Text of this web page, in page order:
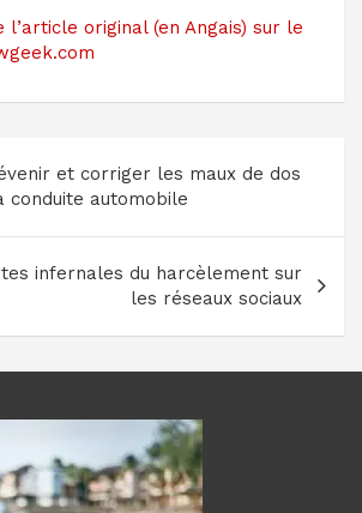
l’article original (en Angais) sur le
et corriger les maux de dos
conduite automobile
infernales du harcèlement sur
les réseaux sociaux